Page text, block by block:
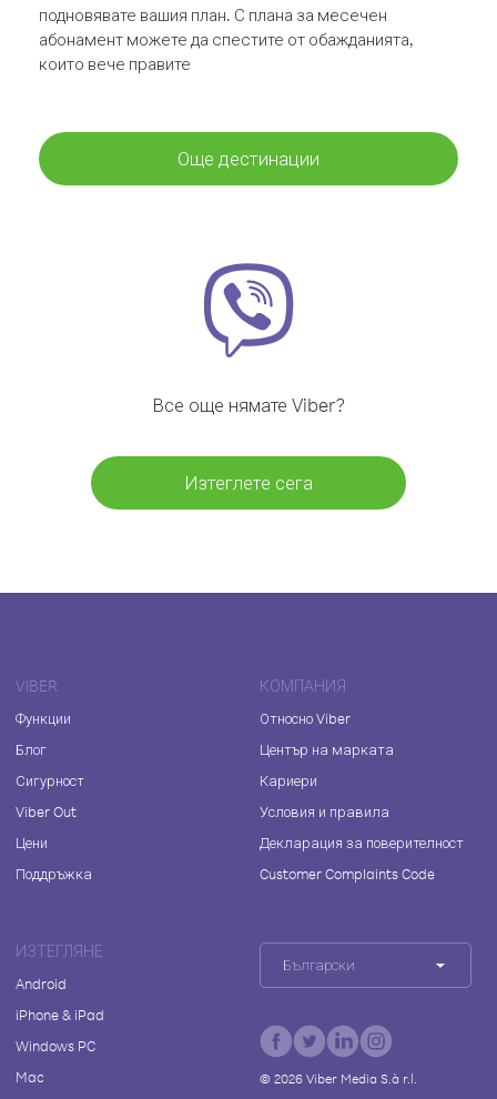
подновявате вашия план. С плана за месечен
абонамент можете да спестите от обажданията,
които вече правите
Още дестинации
Все още нямате Viber?
Изтеглете сега
VIBER
Функции
Блог
Сигурност
Viber Out
Цени
Поддръжка
КОМПАНИЯ
Относно Viber
Център на марката
Кариери
Условия и правила
Декларация за поверителност
Customer Complaints Code
ИЗТЕГЛЯНЕ
Android
iPhone & iPad
Windows PC
Mac
Български
© 2026Viber Media S.à r.l.